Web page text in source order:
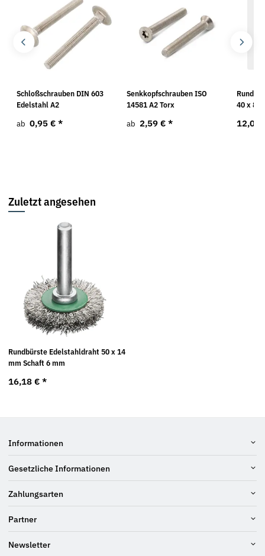
Schloßschrauben DIN 603
Edelstahl A2
ab 0,95 € *
Senkkopfschrauben ISO
14581 A2 Torx
ab 2,59 € *
40 x 8
12,09
Zuletzt angesehen
Rundbürste Edelstahldraht 50 x 14
mm Schaft 6 mm
16,18 € *
Informationen
Gesetzliche Informationen
Zahlungsarten
Partner
Newsletter